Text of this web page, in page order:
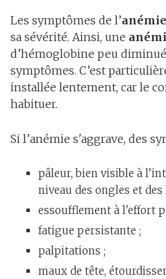
Les symptômes de l’anémie
sa sévérité. Ainsi, une
d’hémoglobine peu
symptômes. C’est
installée lentement, car le
habituer.
Si l’anémie s'aggrave, des
pâleur, bien visible à
niveau des ongles et des
essoufflement à l'effort
fatigue persistante ;
palpitations ;
maux de tête,